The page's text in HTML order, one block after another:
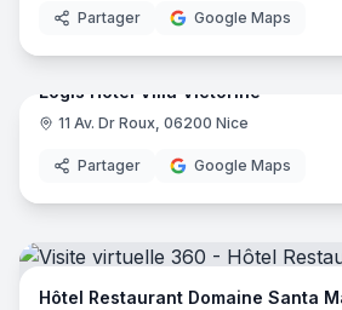
Partager Google Maps
Logis Hôtel Villa Victorine
11 Av. Dr Roux, 06200 Nice
Partager Google Maps
Hôtel Restaurant Domaine Santa